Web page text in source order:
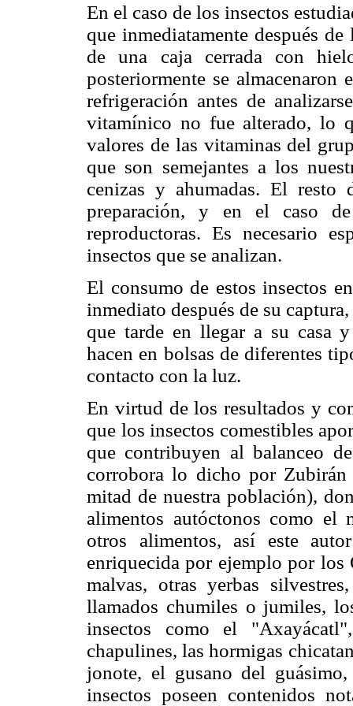
En el caso de los insectos
que inmediatamente después
de una caja cerrada con
posteriormente se almacenaron
refrigeración antes de
vitamínico no fue alterado, lo
valores de las vitaminas del
que son semejantes a los
cenizas y ahumadas. El
preparación, y en el caso
reproductoras. Es necesario
insectos que se analizan.
El consumo de estos insectos
inmediato después de su
que tarde en llegar a su casa
hacen en bolsas de diferentes
contacto con la luz.
En virtud de los resultados y
que los insectos comestibles
que contribuyen al balanceo
corrobora lo dicho por
mitad de nuestra población),
alimentos autóctonos como el
otros alimentos, así este
enriquecida por ejemplo por
malvas, otras yerbas
llamados chumiles o jumiles,
insectos como el
chapulines, las hormigas
jonote, el gusano del
insectos poseen contenidos